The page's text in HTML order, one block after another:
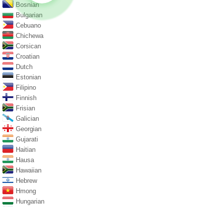
Bosnian
Bulgarian
Cebuano
Chichewa
Corsican
Croatian
Dutch
Estonian
Filipino
Finnish
Frisian
Galician
Georgian
Gujarati
Haitian
Hausa
Hawaiian
Hebrew
Hmong
Hungarian